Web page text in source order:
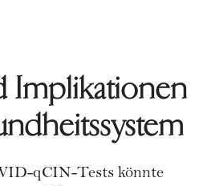
Implikationen
qCIN-Tests könnte